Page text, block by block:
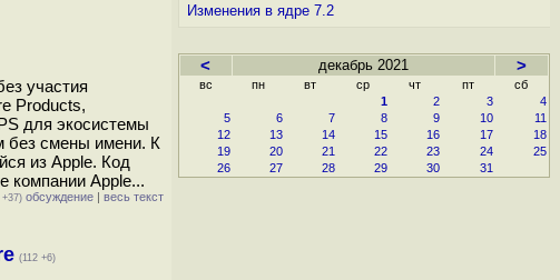
участия
Products,
для экосистемы
без смены имени. К
из Apple. Код
компании Apple...
+37) обсуждение | весь текст
(112 +6)
Изменения в ядре 7.2
< декабрь 2021 >
вс пн вт ср чт пт
сб
1
2 3
4
5
6 7 8 9 10
11
12
13 14 15 16 17
18
19
20 21 22 23 24
25
26
27 28 29 30 31